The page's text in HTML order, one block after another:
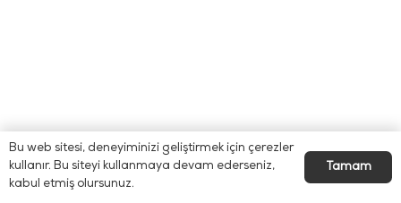
Bu web sitesi, deneyiminizi geliştirmek için çerezler
kullanır. Bu siteyi kullanmaya devam ederseniz,
kabul etmiş olursunuz.
Tamam